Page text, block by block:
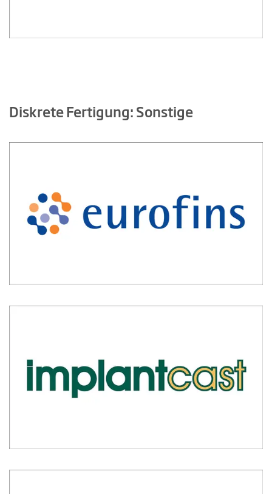
Diskrete Fertigung: Sonstige